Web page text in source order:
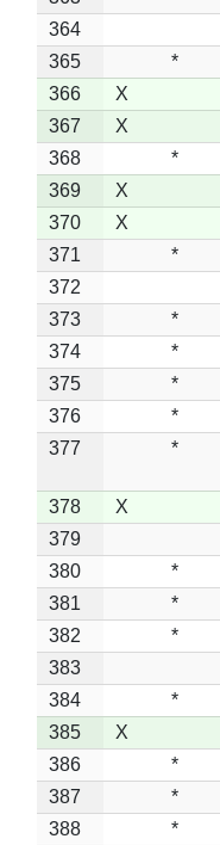
364
365
*
366
X
367
X
368
*
369
X
370
X
371
*
372
373
*
374
*
375
*
376
*
377
*
378
X
379
380
*
381
*
382
*
383
384
*
385
X
386
*
387
*
388
*